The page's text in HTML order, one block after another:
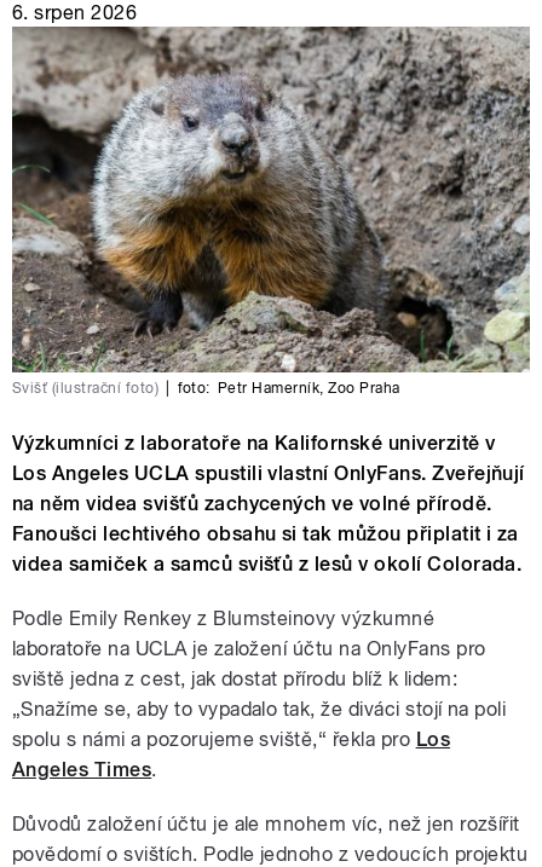
6. srpen 2026
Svišť (ilustrační foto) foto: Petr Hamerník ,Zoo Praha
Výzkumníci z laboratoře na Kalifornské univerzitě v
Los Angeles UCLA spustili vlastní OnlyFans. Zveřejňují
na něm videa svišťů zachycených ve volné přírodě.
Fanoušci lechtivého obsahu si tak můžou připlatit i za
videa samiček a samců svišťů z lesů v okolí Colorada.
Podle Emily Renkey z Blumsteinovy výzkumné
laboratoře na UCLA je založení účtu na OnlyFans pro
sviště jedna z cest, jak dostat přírodu blíž k lidem:
„Snažíme se, aby to vypadalo tak, že diváci stojí na poli
spolu s námi a pozorujeme sviště,“ řekla pro Los
Angeles Times.
Důvodů založení účtu je ale mnohem víc, než jen rozšířit
povědomí o svištích. Podle jednoho z vedoucích projektu